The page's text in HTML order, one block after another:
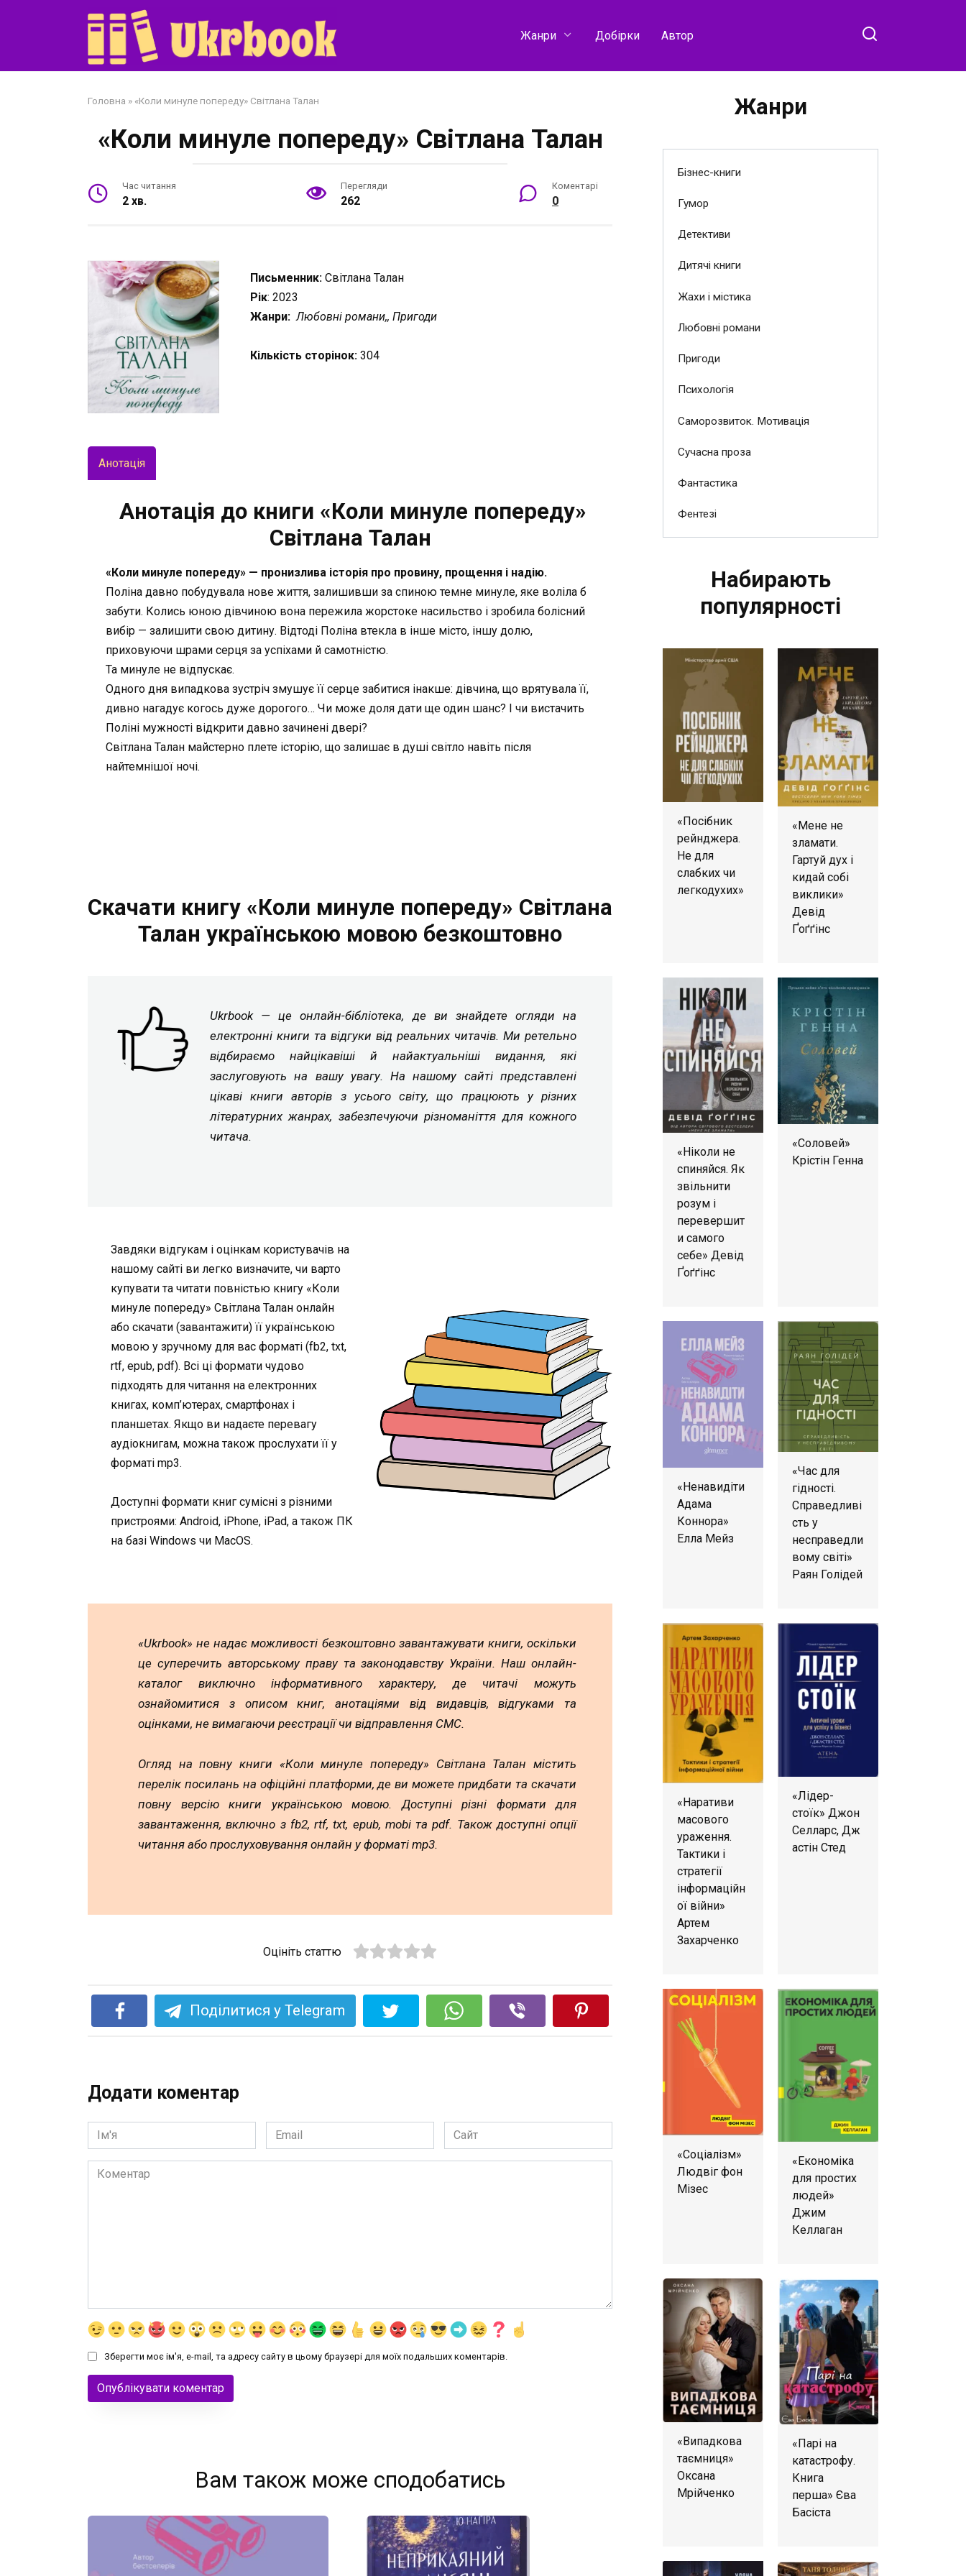
Жанри Добірки Автор
Головна » «Коли минуле попереду» Світлана Талан
«Коли минуле попереду» Світлана Талан
Час читання
2 хв.
Перегляди
262
Коментарі
0
Письменник: Світлана Талан
Рік: 2023
Жанри: Любовні романи,, Пригоди
Кількість сторінок: 304
Анотація
Анотація до книги «Коли минуле попереду»
Світлана Талан
«Коли минуле попереду» — пронизлива історія про провину, прощення і надію.
Поліна давно побудувала нове життя, залишивши за спиною темне минуле, яке воліла б
забути. Колись юною дівчиною вона пережила жорстоке насильство і зробила болісний
вибір — залишити свою дитину. Відтоді Поліна втекла в інше місто, іншу долю,
приховуючи шрами серця за успіхами й самотністю.
Та минуле не відпускає.
Одного дня випадкова зустріч змушує її серце забитися інакше: дівчина, що врятувала її,
дивно нагадує когось дуже дорогого… Чи може доля дати ще один шанс? І чи вистачить
Поліні мужності відкрити давно зачинені двері?
Світлана Талан майстерно плете історію, що залишає в душі світло навіть після
найтемнішої ночі.
Скачати книгу «Коли минуле попереду» Світлана
Талан українською мовою безкоштовно
Ukrbook — це онлайн-бібліотека, де ви знайдете огляди на
електронні книги та відгуки від реальних читачів. Ми ретельно
відбираємо найцікавіші й найактуальніші видання, які
заслуговують на вашу увагу. На нашому сайті представлені
цікаві книги авторів з усього світу, що працюють у різних
літературних жанрах, забезпечуючи різноманіття для кожного
читача.
Завдяки відгукам і оцінкам користувачів на
нашому сайті ви легко визначите, чи варто
купувати та читати повністью книгу «Коли
минуле попереду» Світлана Талан онлайн
або скачати (завантажити) її українською
мовою у зручному для вас форматі (fb2, txt,
rtf, epub, pdf). Всі ці формати чудово
підходять для читання на електронних
книгах, комп’ютерах, смартфонах і
планшетах. Якщо ви надаєте перевагу
аудіокнигам, можна також прослухати її у
форматі mp3.
Доступні формати книг сумісні з різними
пристроями: Android, iPhone, iPad, а також ПК
на базі Windows чи MacOS.
«Ukrbook» не надає можливості безкоштовно завантажувати книги, оскільки
це суперечить авторському праву та законодавству України. Наш онлайн-
каталог виключно інформативного характеру, де читачі можуть
ознайомитися з описом книг, анотаціями від видавців, відгуками та
оцінками, не вимагаючи реєстрації чи відправлення СМС.
Огляд на повну книги «Коли минуле попереду» Світлана Талан містить
перелік посилань на офіційні платформи, де ви можете придбати та скачати
повну версію книги українською мовою. Доступні різні формати для
завантаження, включно з fb2, rtf, txt, epub, mobi та pdf. Також доступні опції
читання або прослуховування онлайн у форматі mp3.
Оцініть статтю
Поділитися у Telegram
Додати коментар
Ім'я
*
Email
*
Сайт
Коментар
Зберегти моє ім'я, e-mail, та адресу сайту в цьому браузері для моїх подальших коментарів.
Вам також може сподобатись
Жанри
Бізнес-книги
Гумор
Детективи
Дитячі книги
Жахи і містика
Любовні романи
Пригоди
Психологія
Саморозвиток. Мотивація
Сучасна проза
Фантастика
Фентезі
Набирають
популярності
«Посібник
рейнджера.
Не для
слабких чи
легкодухих»
«Мене не
зламати.
Гартуй дух і
кидай собі
виклики»
Девід
Ґоґґінс
«Ніколи не
спиняйся. Як
звільнити
розум і
перевершит
и самого
себе» Девід
Ґоґґінс
«Соловей»
Крістін Генна
«Ненавидіти
Адама
Коннора»
Елла Мейз
«Час для
гідності.
Справедливі
сть у
несправедли
вому світі»
Раян Голідей
«Наративи
масового
ураження.
Тактики і
стратегії
інформаційн
ої війни»
Артем
Захарченко
«Лідер-
стоїк» Джон
Селларс, Дж
астін Стед
«Соціалізм»
Людвіг фон
Мізес
«Економіка
для простих
людей»
Джим
Келлаган
«Випадкова
таємниця»
Оксана
Мрійченко
«Парі на
катастрофу.
Книга
перша» Єва
Басіста